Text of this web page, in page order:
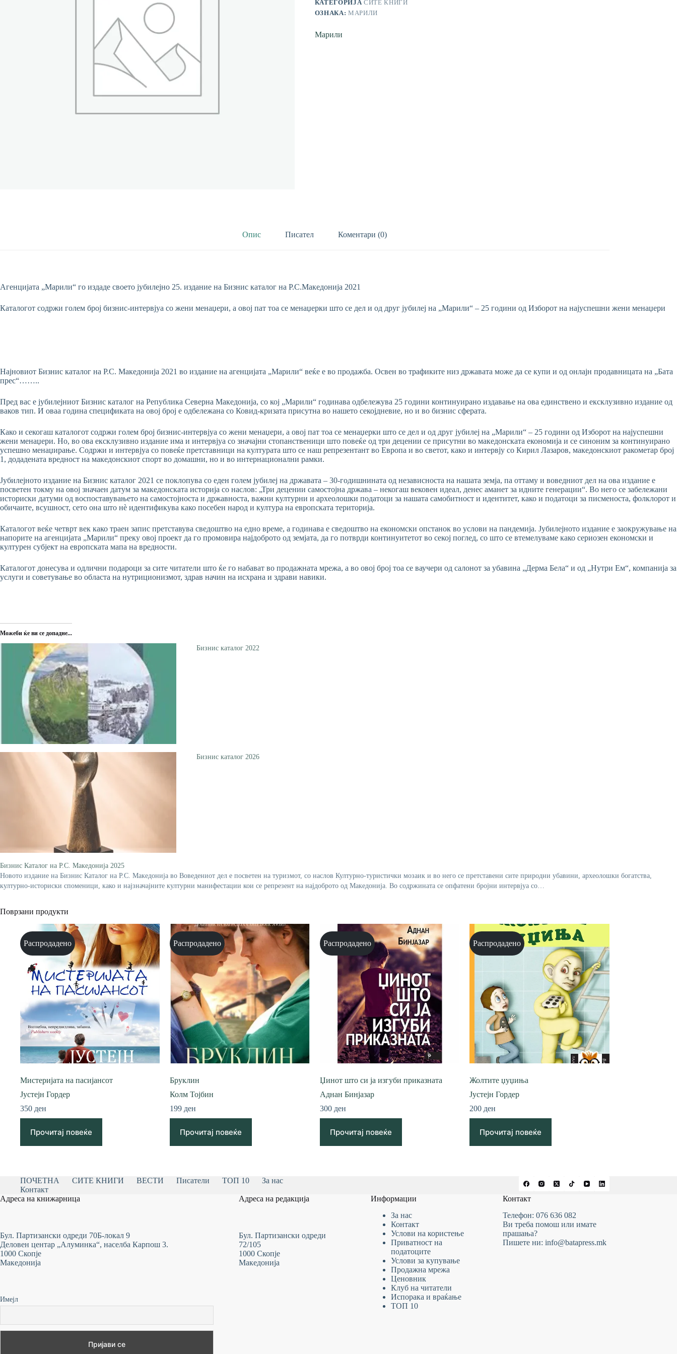
КАТЕГОРИЈА СИТЕ КНИГИ
ОЗНАКА: МАРИЛИ
Марили
Опис Писател Коментари (0)
Агенцијата „Марили“ го издаде своето јубилејно 25. издание на Бизнис каталог на Р.С.Македонија 2021
Каталогот содржи голем број бизнис-интервјуа со жени менаџери, а овој пат тоа се менаџерки што се дел и од друг јубилеј на „Марили“ – 25 години од Изборот на најуспешни жени менаџери
Најновиот Бизнис каталог на Р.С. Македонија 2021 во издание на агенцијата „Марили“ веќе е во продажба. Освен во трафиките низ државата може да се купи и од онлајн продавницата на „Бата
прес“……..
Пред вас е јубилејниот Бизнис каталог на Република Северна Македонија, со кој „Марили“ годинава одбележува 25 години континуирано издавање на ова единствено и ексклузивно издание од
ваков тип. И оваа година спецификата на овој број е одбележана со Ковид-кризата присутна во нашето секојдневие, но и во бизнис сферата.
Како и секогаш каталогот содржи голем број бизнис-интервјуа со жени менаџери, а овој пат тоа се менаџерки што се дел и од друг јубилеј на „Марили“ – 25 години од Изборот на најуспешни
жени менаџери. Но, во ова ексклузивно издание има и интервјуа со значајни стопанственици што повеќе од три децении се присутни во македонската економија и се синоним за континуирано
успешно менаџирање. Содржи и интервјуа со повеќе претставници на културата што се наш репрезентант во Европа и во светот, како и интервју со Кирил Лазаров, македонскиот ракометар број
1, додадената вредност на македонскиот спорт во домашни, но и во интернационални рамки.
Јубилејното издание на Бизнис каталог 2021 се поклопува со еден голем јубилеј на државата – 30-годишнината од независноста на нашата земја, па оттаму и воведниот дел на ова издание е
посветен токму на овој значаен датум за македонската историја со наслов: „Три децении самостојна држава – некогаш вековен идеал, денес аманет за идните генерации“. Во него се забележани
историски датуми од воспоставувањето на самостојноста и државноста, важни културни и археолошки податоци за нашата самобитност и идентитет, како и податоци за писменоста, фолклорот и
обичаите, всушност, сето она што нѐ идентификува како посебен народ и култура на европската територија.
Каталогот веќе четврт век како траен запис претставува сведоштво на едно време, а годинава е сведоштво на економски опстанок во услови на пандемија. Јубилејното издание е заокружување на
напорите на агенцијата „Марили“ преку овој проект да го промовира најдоброто од земјата, да го потврди континуитетот во секој поглед, со што се втемелуваме како сериозен економски и
културен субјект на европската мапа на вредности.
Каталогот донесува и одлични подароци за сите читатели што ќе го набават во продажната мрежа, а во овој број тоа се ваучери од салонот за убавина „Дерма Бела“ и од „Нутри Ем“, компанија за
услуги и советување во областа на нутриционизмот, здрав начин на исхрана и здрави навики.
Можеби ќе ви се допадне...
Бизнис каталог 2022
Бизнис каталог 2026
Бизнис Каталог на Р.С. Македонија 2025
Новото издание на Бизнис Каталог на Р.С. Македонија во Воведениот дел е посветен на туризмот, со наслов Културно-туристички мозаик и во него се претставени сите природни убавини, археолошки богатства,
културно-историски споменици, како и најзначајните културни манифестации кои се репрезент на најдоброто од Македонија. Во содржината се опфатени бројни интервјуа со…
Поврзани продукти
Распродадено
Мистеријата на пасијансот
Јустејн Гордер
350 ден
Прочитај повеќе
Распродадено
Бруклин
Колм Тојбин
199 ден
Прочитај повеќе
Распродадено
Џинот што си ја изгуби приказната
Аднан Бинјазар
300 ден
Прочитај повеќе
Распродадено
Жолтите џуџиња
Јустејн Гордер
200 ден
Прочитај повеќе
ПОЧЕТНА СИТЕ КНИГИ ВЕСТИ Писатели ТОП 10
За нас
Контакт
Адреса на книжарница
Бул. Партизански одреди 70Б-локал 9
Деловен центар „Алуминка“, населба Карпош 3.
1000 Скопје
Македонија
Имејл
Адреса на редакција
Бул. Партизански одреди
72/105
1000 Скопје
Македонија
Информации
За нас
Контакт
Услови на користење
Приватност на
податоците
Услови за купување
Продажна мрежа
Ценовник
Клуб на читатели
Испорака и враќање
ТОП 10
Контакт
Телефон: 076 636 082
Ви треба помош или имате
прашања?
Пишете ни: info@batapress.mk